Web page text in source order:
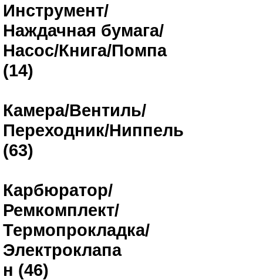
Инструмент/
Наждачная бумага/
Насос/Книга/Помпа
(14)
Камера/Вентиль/
Переходник/Ниппель
(63)
Карбюратор/
Ремкомплект/
Термопрокладка/
Электроклапа
н (46)